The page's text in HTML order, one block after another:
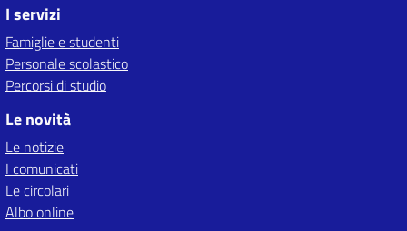
I servizi
Famiglie e studenti
Personale scolastico
Percorsi di studio
Le novità
Le notizie
I comunicati
Le circolari
Albo online